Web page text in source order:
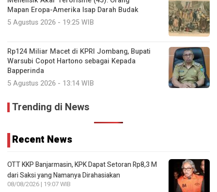
Mapan Eropa-Amerika Isap Darah Budak
5 Agustus 2026 - 19:25 WIB
Rp124 Miliar Macet di KPRI Jombang, Bupati
Warsubi Copot Hartono sebagai Kepada
Bapperinda
5 Agustus 2026 - 13:14 WIB
Trending di News
Recent News
OTT KKP Banjarmasin, KPK Dapat Setoran Rp8,3 M
dari Saksi yang Namanya Dirahasiakan
08/08/2026 | 19:07 WIB